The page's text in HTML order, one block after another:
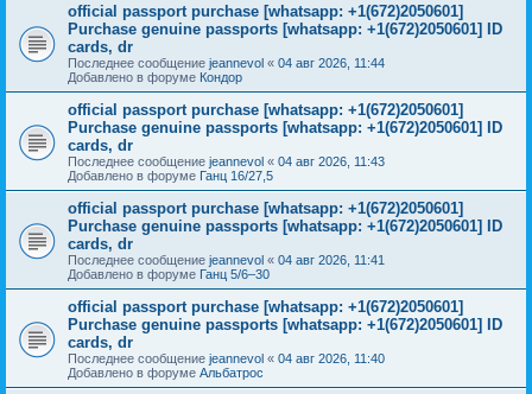
official passport purchase [whatsapp: +1(672)2050601]
Purchase genuine passports [whatsapp: +1(672)2050601] ID
cards, dr
Последнее сообщение jeannevol « 04 авг 2026, 11:44
Добавлено в форуме Кондор
official passport purchase [whatsapp: +1(672)2050601]
Purchase genuine passports [whatsapp: +1(672)2050601] ID
cards, dr
Последнее сообщение jeannevol « 04 авг 2026, 11:43
Добавлено в форуме Ганц 16/27,5
official passport purchase [whatsapp: +1(672)2050601]
Purchase genuine passports [whatsapp: +1(672)2050601] ID
cards, dr
Последнее сообщение jeannevol « 04 авг 2026, 11:41
Добавлено в форуме Ганц 5/6–30
official passport purchase [whatsapp: +1(672)2050601]
Purchase genuine passports [whatsapp: +1(672)2050601] ID
cards, dr
Последнее сообщение jeannevol « 04 авг 2026, 11:40
Добавлено в форуме Альбатрос